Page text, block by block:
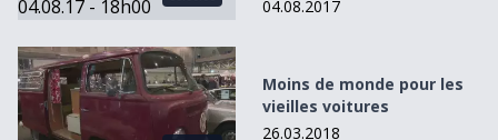
04.08.2017
Moins de monde pour les vieilles voitures
Moins de monde pour les
vieilles voitures
26.03.2018